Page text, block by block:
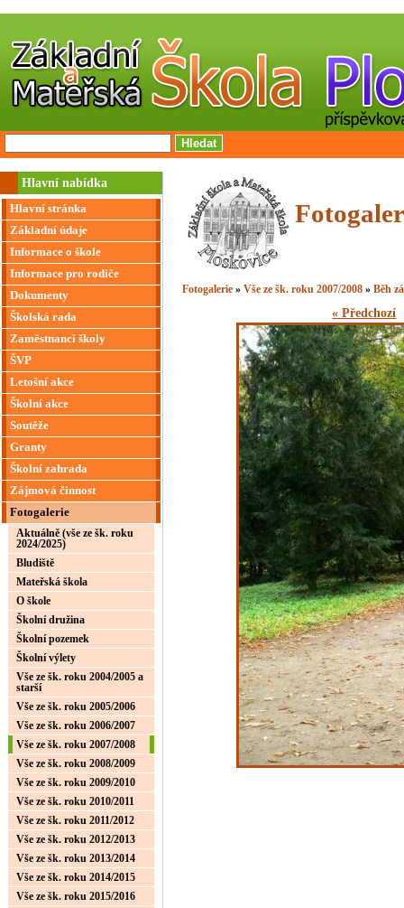
Hlavní nabídka
Hlavní stránka
Základní údaje
Informace o škole
Informace pro rodiče
Dokumenty
Školská rada
Zaměstnanci školy
ŠVP
Letošní akce
Školní akce
Soutěže
Granty
Školní zahrada
Zájmová činnost
Fotogalerie
Aktuálně (vše ze šk. roku
2024/2025)
Bludiště
Mateřská škola
O škole
Školní družina
Školní pozemek
Školní výlety
Vše ze šk. roku 2004/2005 a
starší
Vše ze šk. roku 2005/2006
Vše ze šk. roku 2006/2007
Vše ze šk. roku 2007/2008
Vše ze šk. roku 2008/2009
Vše ze šk. roku 2009/2010
Vše ze šk. roku 2010/2011
Vše ze šk. roku 2011/2012
Vše ze šk. roku 2012/2013
Vše ze šk. roku 2013/2014
Vše ze šk. roku 2014/2015
Vše ze šk. roku 2015/2016
Fotogalerie »Vše ze šk. roku 2007/2008 »Běh
« Předchozí